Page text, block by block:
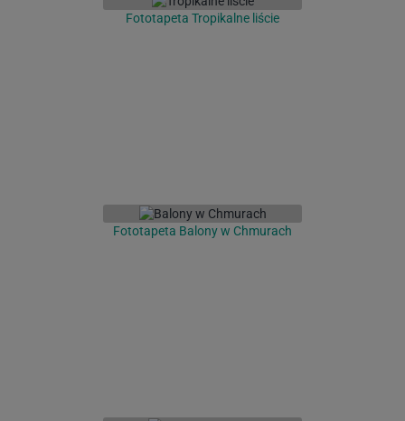
Fototapeta Tropikalne liście
Fototapeta Balony w Chmurach